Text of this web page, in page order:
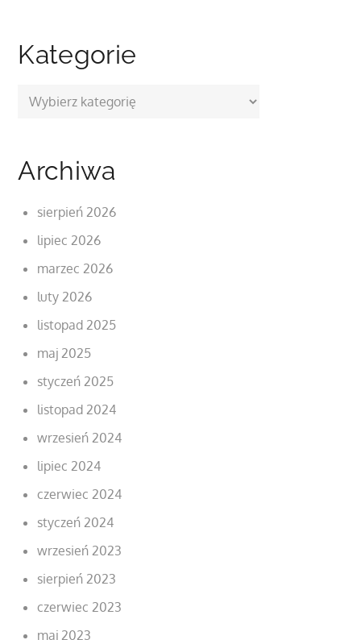
Kategorie
Kategorie
Archiwa
sierpień 2026
lipiec 2026
marzec 2026
luty 2026
listopad 2025
maj 2025
styczeń 2025
listopad 2024
wrzesień 2024
lipiec 2024
czerwiec 2024
styczeń 2024
wrzesień 2023
sierpień 2023
czerwiec 2023
maj 2023